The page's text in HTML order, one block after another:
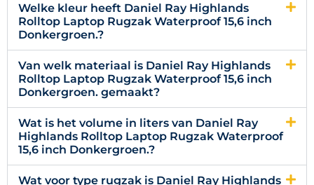
Welke kleur heeft Daniel Ray Highlands
Rolltop Laptop Rugzak Waterproof 15,6 inch
Donkergroen.?
Van welk materiaal is Daniel Ray Highlands
Rolltop Laptop Rugzak Waterproof 15,6 inch
Donkergroen. gemaakt?
Wat is het volume in liters van Daniel Ray
Highlands Rolltop Laptop Rugzak Waterproof
15,6 inch Donkergroen.?
Wat voor type rugzak is Daniel Ray Highlands